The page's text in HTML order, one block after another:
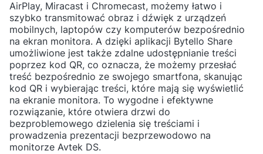
AirPlay, Miracast i Chromecast, możemy łatwo i
szybko transmitować obraz i dźwięk z urządzeń
mobilnych, laptopów czy komputerów bezpośrednio
na ekran monitora. A dzięki aplikacji Bytello Share
umożliwione jest także zdalne udostępnianie treści
poprzez kod QR, co oznacza, że możemy przesłać
treść bezpośrednio ze swojego smartfona, skanując
kod QR i wybierając treści, które mają się wyświetlić
na ekranie monitora. To wygodne i efektywne
rozwiązanie, które otwiera drzwi do
bezproblemowego dzielenia się treściami i
prowadzenia prezentacji bezprzewodowo na
monitorze Avtek DS.